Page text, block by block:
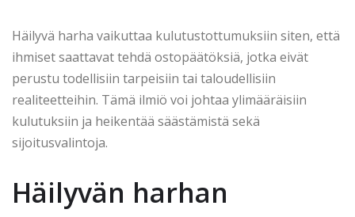
Häilyvä harha vaikuttaa kulutustottumuksiin siten, että
ihmiset saattavat tehdä ostopäätöksiä, jotka eivät
perustu todellisiin tarpeisiin tai taloudellisiin
realiteetteihin. Tämä ilmiö voi johtaa ylimääräisiin
kulutuksiin ja heikentää säästämistä sekä
sijoitusvalintoja.
Häilyvän harhan